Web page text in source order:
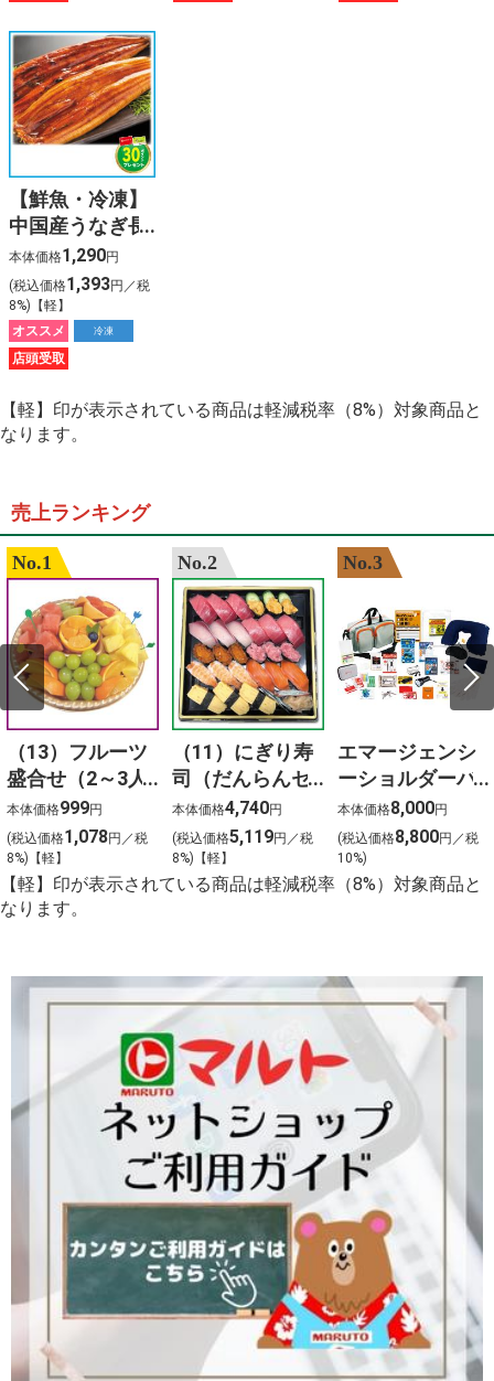
【鮮魚・冷凍】
中国産うなぎ長
蒲焼（特大）
【1尾】330g
タレ（山椒付
き）
本体価格1,290円
(税込価格1,393円／税
8%)【軽】
オススメ
冷凍
店頭受取
【軽】印が表示されている商品は軽減税率（8%）対象商品と
なります。
売上ランキング
No.1
（13）フルーツ
盛合せ（2～3人
前）
本体価格999円
(税込価格1,078円／税
8%)【軽】
No.2
（11）にぎり寿
司（だんらんセ
ット）3人前
本体価格4,740円
(税込価格5,119円／税
8%)【軽】
No.3
エマージェンシ
ーショルダーバ
ッグ24点セット
本体価格8,000円
(税込価格8,800円／税
10%)
【軽】印が表示されている商品は軽減税率（8%）対象商品と
なります。